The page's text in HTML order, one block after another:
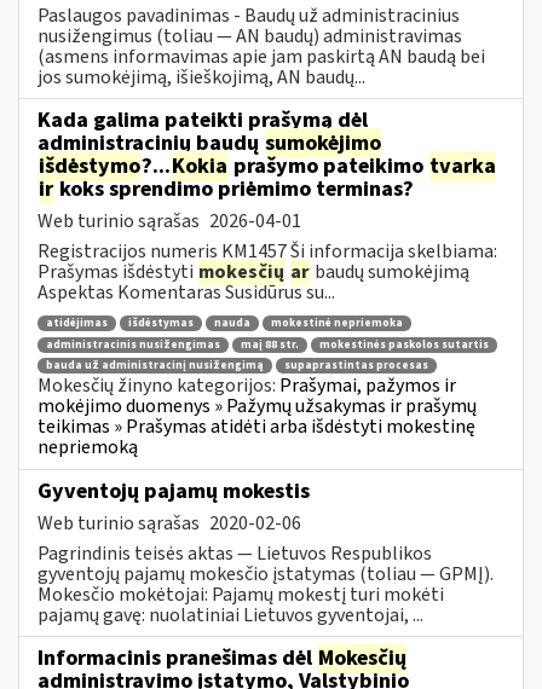
Paslaugos pavadinimas - Baudų už administracinius
nusižengimus (toliau — AN baudų) administravimas
(asmens informavimas apie jam paskirtą AN baudą bei
jos sumokėjimą, išieškojimą, AN baudų...
Kada galima pateikti prašymą dėl
administracinių baudų sumokėjimo
išdėstymo?...Kokia prašymo pateikimo tvarka
irkoks sprendimo priėmimo terminas?
Web turinio sąrašas 2026-04-01
Registracijos numeris KM1457 Ši informacija skelbiama:
Prašymas išdėstyti mokesčių ar baudų sumokėjimą
Aspektas Komentaras Susidūrus su...
atidėjimas išdėstymas nauda
mokestinė nepriemoka
administracinis nusižengimas
maį 88 str.
mokestinės paskolos sutartis
bauda už administracinį nusižengimą
supaprastintas procesas
Mokesčių žinyno kategorijos: Prašymai, pažymos ir
mokėjimo duomenys » Pažymų užsakymas ir prašymų
teikimas » Prašymas atidėti arba išdėstyti mokestinę
nepriemoką
Gyventojų pajamų mokestis
Web turinio sąrašas 2020-02-06
Pagrindinis teisės aktas — Lietuvos Respublikos
gyventojų pajamų mokesčio įstatymas (toliau — GPMĮ).
Mokesčio mokėtojai: Pajamų mokestį turi mokėti
pajamų gavę: nuolatiniai Lietuvos gyventojai, ...
Informacinis pranešimas dėl Mokesčių
administravimo įstatymo, Valstybinio